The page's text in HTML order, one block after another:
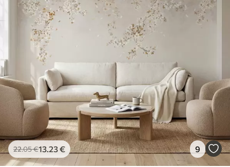
22.05€13 .23€ 9